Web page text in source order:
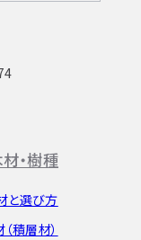
・樹種
と選び方
積層材）